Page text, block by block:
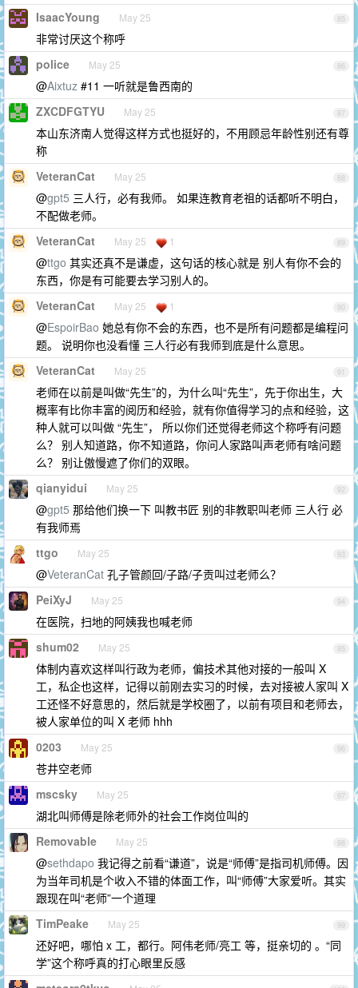
85
IsaacYoung May 25
非常讨厌这个称呼
86
police May 25
@Aixtuz #11 一听就是鲁西南的
87
ZXCDFGTYU May 25
本山东济南人觉得这样方式也挺好的，不用顾忌年龄性别还有尊
称
88
VeteranCat May 25
@gpt5 三人行，必有我师。 如果连教育老祖的话都听不明白，
不配做老师。
89
VeteranCat May 25 1
@ttgo 其实还真不是谦虚，这句话的核心就是 别人有你不会的
东西，你是有可能要去学习别人的。
90
VeteranCat May 25 1
@EspoirBao 她总有你不会的东西，也不是所有问题都是编程问
题。 说明你也没看懂 三人行必有我师到底是什么意思。
91
VeteranCat May 25
老师在以前是叫做“先生”的，为什么叫“先生”，先于你出生，大
概率有比你丰富的阅历和经验，就有你值得学习的点和经验，这
种人就可以叫做 “先生”， 所以你们还觉得老师这个称呼有问题
么？ 别人知道路，你不知道路，你问人家路叫声老师有啥问题
么？ 别让傲慢遮了你们的双眼。
92
qianyidui May 25
@gpt5 那给他们换一下 叫教书匠 别的非教职叫老师 三人行 必
有我师焉
93
ttgo May 25
@VeteranCat 孔子管颜回/子路/子贡叫过老师么？
94
PeiXyJ May 25
在医院，扫地的阿姨我也喊老师
95
shum02 May 25
体制内喜欢这样叫行政为老师，偏技术其他对接的一般叫 X
工，私企也这样，记得以前刚去实习的时候，去对接被人家叫 X
工还怪不好意思的，然后就是学校圈了，以前有项目和老师去，
被人家单位的叫 X 老师 hhh
96
0203 May 25
苍井空老师
97
mscsky May 25
湖北叫师傅是除老师外的社会工作岗位叫的
98
Removable May 25
@sethdapo 我记得之前看“谦道”，说是“师傅”是指司机师傅。因
为当年司机是个收入不错的体面工作，叫“师傅”大家爱听。其实
跟现在叫“老师”一个道理
99
TimPeake May 25
还好吧，哪怕 x 工，都行。阿伟老师/亮工 等，挺亲切的 。“同
学”这个称呼真的打心眼里反感